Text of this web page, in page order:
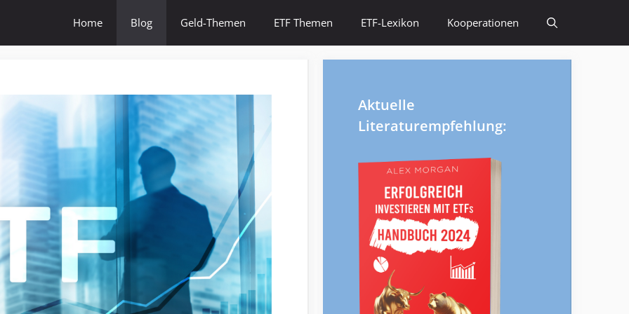
Home Blog Geld-Themen ETF Themen ETF-Lexikon Kooperationen
Aktuelle
Literaturempfehlung: